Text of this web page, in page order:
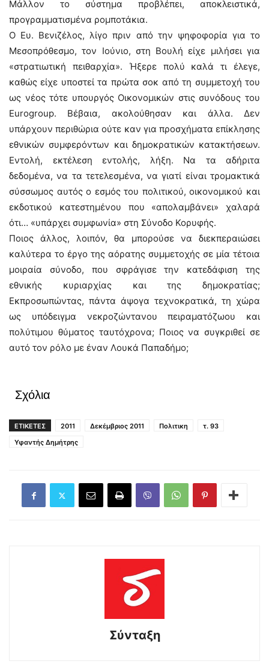
Μάλλον το σύστημα προβλέπει, αποκλειστικά,
προγραμματισμένα ρομποτάκια.
Ο Ευ. Βενιζέλος, λίγο πριν από την ψηφοφορία για το
Μεσοπρόθεσμο, τον Ιούνιο, στη Βουλή είχε μιλήσει για
«στρατιωτική πειθαρχία». Ήξερε πολύ καλά τι έλεγε,
καθώς είχε υποστεί τα πρώτα σοκ από τη συμμετοχή του
ως νέος τότε υπουργός Οικονομικών στις συνόδους του
Eurogroup. Βέβαια, ακολούθησαν και άλλα. Δεν
υπάρχουν περιθώρια ούτε καν για προσχήματα επίκλησης
εθνικών συμφερόντων και δημοκρατικών κατακτήσεων.
Εντολή, εκτέλεση εντολής, λήξη. Να τα αδήριτα
δεδομένα, να τα τετελεσμένα, να γιατί είναι τρομακτικά
σύσσωμος αυτός ο εσμός του πολιτικού, οικονομικού και
εκδοτικού κατεστημένου που «απολαμβάνει» χαλαρά
ότι… «υπάρχει συμφωνία» στη Σύνοδο Κορυφής.
Ποιος άλλος, λοιπόν, θα μπορούσε να διεκπεραιώσει
καλύτερα το έργο της αόρατης συμμετοχής σε μία τέτοια
μοιραία σύνοδο, που σφράγισε την κατεδάφιση της
εθνικής κυριαρχίας και της δημοκρατίας;
Εκπροσωπώντας, πάντα άψογα τεχνοκρατικά, τη χώρα
ως υπόδειγμα νεκροζώντανου πειραματόζωου και
πολύτιμου θύματος ταυτόχρονα; Ποιος να συγκριθεί σε
αυτό τον ρόλο με έναν Λουκά Παπαδήμο;
Σχόλια
ΕΤΙΚΕΤΕΣ 2011 Δεκέμβριος 2011 Πολιτικη
τ. 93
Υφαντής Δημήτρης
Σύνταξη